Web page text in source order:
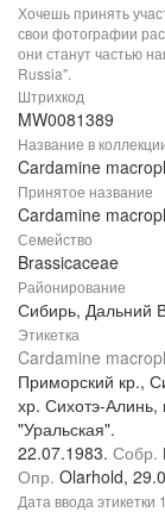
Хочешь принять
свои фотографии
они станут частью
Russia".
Штрихкод
MW0081389
Название в
Cardamine
Принятое название
Cardamine
Семейство
Brassicaceae
Районирование
Сибирь, Дальний
Этикетка
Cardamine
Приморский кр.,
хр. Сихотэ-
"Уральская".
22.07.1983. Собр.
Опр. Olarhold,
Дата ввода этикетки